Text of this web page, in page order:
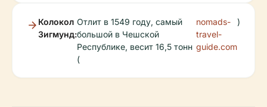
Колокол
Зигмунд:
Отлит в 1549 году, самый
большой в Чешской
Республике, весит 16,5 тонн
(
nomads-
travel-
guide.com
)